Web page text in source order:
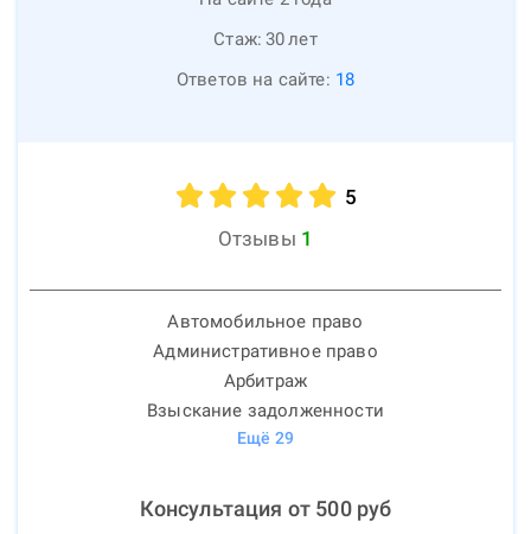
Стаж: 30лет
Ответов на сайте: 18
5
Отзывы 1
Автомобильное право
Административное право
Арбитраж
Взыскание задолженности
Ещё 29
Консультация от 500руб